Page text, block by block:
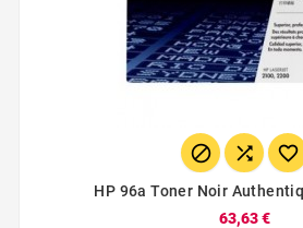
  
HP 96a Toner Noir
63,63 €